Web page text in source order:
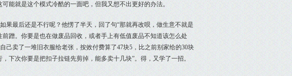
能就是这个模式冷酷的一面吧，但我又想不出更好的办法。
果最后还是不行呢？他愣了半天，回了句“那就再改呗，做生意不就是
蹭。你要是也在做废品回收，或者手上有低值废品不知道该怎么处
卖了一堆旧衣服给老张，按效付费算了47块5，比之前别家给的30块
下次你要是把扣子拉链先剪掉，能多卖十几块”。得，又学了一招。